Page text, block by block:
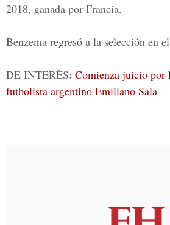
2018, ganada por Francia.
Benzema regresó a la selección en
DE INTERÉS: Comienza juicio por
futbolista argentino Emiliano Sala